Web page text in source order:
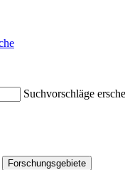
Suchvorschläge
Forschungsgebiete